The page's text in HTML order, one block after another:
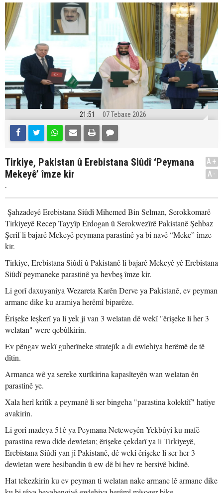
21:51 07 Tebaxe 2026
Tirkiye, Pakistan û Erebistana Siûdî ‘Peymana
Mekeyê’ îmze kir
.
A+
A-
Şahzadeyê Erebistana Siûdî Mihemed Bin Selman, Serokkomarê
Tirkiyeyê Recep Tayyîp Erdogan û Serokwezîrê Pakistanê Şehbaz
Şerîf li bajarê Mekeyê peymana parastinê ya bi navê “Meke” îmze
kir.
Tirkiye, Erebistana Siûdî û Pakistanê li bajarê Mekeyê yê Erebistana
Siûdî peymaneke parastinê ya hevbeş îmze kir.
Li gorî daxuyaniya Wezareta Karên Derve ya Pakistanê, ev peyman
armanc dike ku aramiya herêmî biparêze.
Êrişeke leşkerî ya li yek ji van 3 welatan dê wekî "êrişeke li her 3
welatan" were qebûlkirin.
Ev pêngav wekî guherîneke stratejîk a di ewlehiya herêmê de tê
dîtin.
Armanca wê ya sereke xurtkirina kapasîteyên wan welatan ên
parastinê ye.
Xala herî krîtîk a peymanê li ser bingeha "parastina kolektîf" hatiye
avakirin.
Li gorî madeya 51ê ya Peymana Neteweyên Yekbûyî ku mafê
parastina rewa dide dewletan; êrişeke çekdarî ya li Tirkiyeyê,
Erebistana Siûdî yan jî Pakistanê, dê wekî êrişeke li ser her 3
dewletan were hesibandin û ew dê bi hev re bersivê bidinê.
Hat tekezkirin ku ev peyman ti welatan nake armanc lê armanc dike